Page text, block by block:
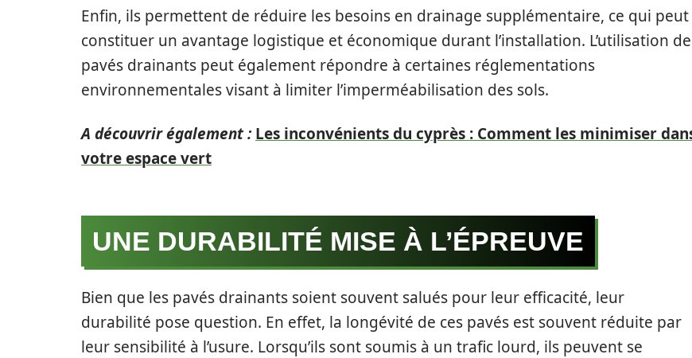
Enfin, ils permettent de réduire les besoins en drainage supplémentaire, ce qui peut
constituer un avantage logistique et économique durant l’installation. L’utilisation de
pavés drainants peut également répondre à certaines réglementations
environnementales visant à limiter l’imperméabilisation des sols.
A découvrir également : Les inconvénients du cyprès : Comment les minimiser
votre espace vert
UNE DURABILITÉ MISE À L’ÉPREUVE
Bien que les pavés drainants soient souvent salués pour leur efficacité, leur
durabilité pose question. En effet, la longévité de ces pavés est souvent réduite par
leur sensibilité à l’usure. Lorsqu’ils sont soumis à un trafic lourd, ils peuvent se